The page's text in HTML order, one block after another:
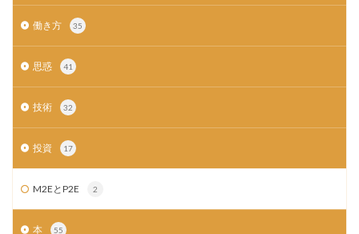
働き方 35
思惑 41
技術 32
投資 17
M2EとP2E 2
本 55